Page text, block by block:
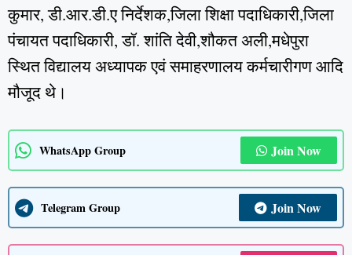
कुमार, डी.आर.डी.ए निर्देशक,जिला शिक्षा पदाधिकारी,जिला
पंचायत पदाधिकारी, डॉ. शांति देवी,शौकत अली,मधेपुरा
स्थित विद्यालय अध्यापक एवं समाहरणालय कर्मचारीगण आदि
मौजूद थे।
WhatsApp Group Join Now
Telegram Group Join Now